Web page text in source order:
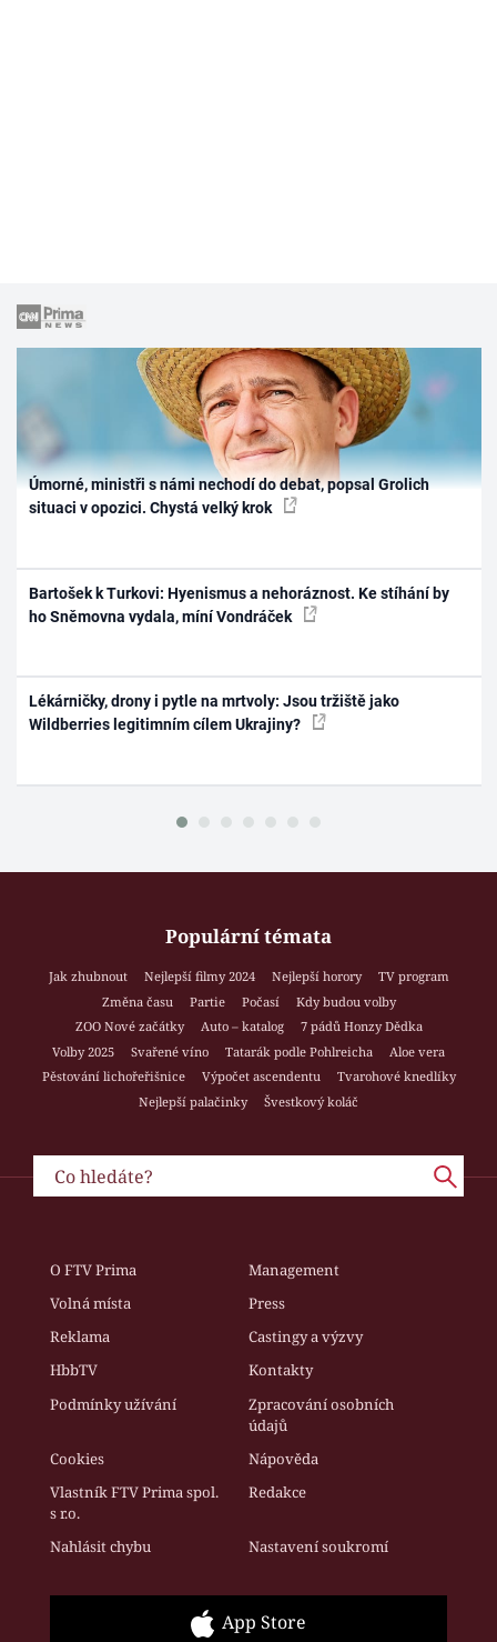
Úmorné, ministři s námi nechodí do debat, popsal Grolich
situaci v opozici. Chystá velký krok
Bartošek k Turkovi: Hyenismus a nehoráznost. Ke stíhání by
ho Sněmovna vydala, míní Vondráček
Lékárničky, drony i pytle na mrtvoly: Jsou tržiště jako
Wildberries legitimním cílem Ukrajiny?
Populární témata
Jak zhubnout Nejlepší filmy 2024 Nejlepší horory
TV program
Změna času
Partie Počasí
Kdy budou volby
ZOO Nové začátky
Auto – katalog
7 pádů Honzy Dědka
Volby 2025
Svařené víno Tatarák podle Pohlreicha
Aloe vera
Pěstování lichořeřišnice
Výpočet ascendentu
Tvarohové knedlíky
Nejlepší palačinky
Švestkový koláč
O FTV Prima
Management
Volná místa
Press
Reklama
Castingy a výzvy
HbbTV
Kontakty
Podmínky užívání
Zpracování osobních
údajů
Cookies
Nápověda
Vlastník FTV Prima spol.
s r.o.
Redakce
Nahlásit chybu Nastavení soukromí
App Store